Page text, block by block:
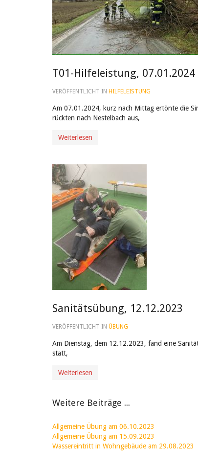
T01-Hilfeleistung, 07.01.2024
VERÖFFENTLICHT IN HILFELEISTUNG
Am 07.01.2024, kurz nach Mittag ertönte die
rückten nach Nestelbach aus,
Weiterlesen
Sanitätsübung, 12.12.2023
VERÖFFENTLICHT IN ÜBUNG
Am Dienstag, dem 12.12.2023, fand eine
statt,
Weiterlesen
Weitere Beiträge ...
Allgemeine Übung am 06.10.2023
Allgemeine Übung am 15.09.2023
Wassereintritt in Wohngebäude am 29.08.2023